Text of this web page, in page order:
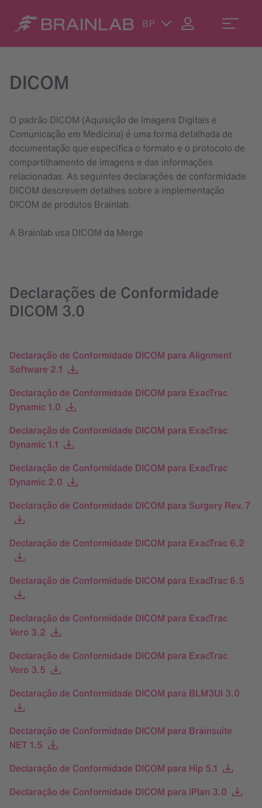
BP
DICOM
O padrão DICOM (Aquisição de Imagens Digitais e
Comunicação em Medicina) é uma forma detalhada de
documentação que especifica o formato e o protocolo de
compartilhamento de imagens e das informações
relacionadas. As seguintes declarações de conformidade
DICOM descrevem detalhes sobre a implementação
DICOM de produtos Brainlab.
A Brainlab usa DICOM da Merge
Declarações de Conformidade
DICOM 3.0
Declaração de Conformidade DICOM para Alignment
Software 2.1
Declaração de Conformidade DICOM para ExacTrac
Dynamic 1.0
Declaração de Conformidade DICOM para ExacTrac
Dynamic 1.1
Declaração de Conformidade DICOM para ExacTrac
Dynamic 2.0
Declaração de Conformidade DICOM para Surgery Rev. 7
Declaração de Conformidade DICOM para ExacTrac 6.2
Declaração de Conformidade DICOM para ExacTrac 6.5
Declaração de Conformidade DICOM para ExacTrac
Vero 3.2
Declaração de Conformidade DICOM para ExacTrac
Vero 3.5
Declaração de Conformidade DICOM para BLM3UI 3.0
Declaração de Conformidade DICOM para Brainsuite
NET 1.5
Declaração de Conformidade DICOM para Hip 5.1
Declaração de Conformidade DICOM para iPlan 3.0